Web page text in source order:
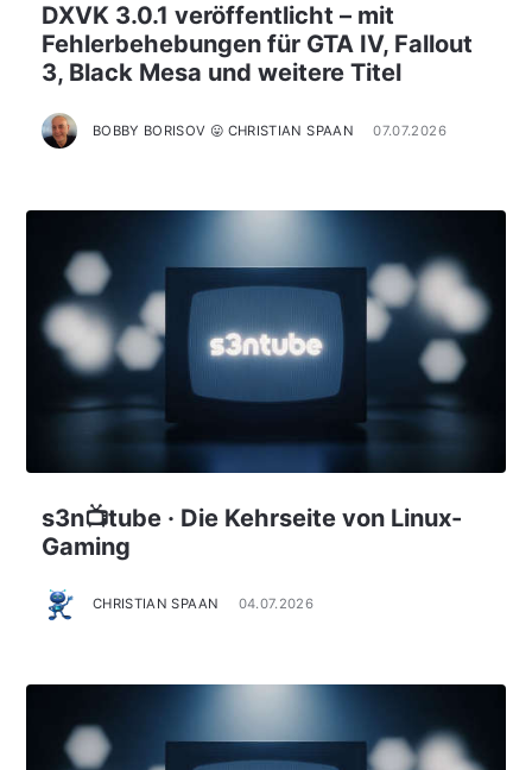
DXVK 3.0.1 veröffentlicht – mit
Fehlerbehebungen für GTA IV, Fallout
3, Black Mesa und weitere Titel
BOBBY BORISOV 😛 CHRISTIAN SPAAN 07.07.2026
s3n📺tube · Die Kehrseite von Linux-
Gaming
CHRISTIAN SPAAN 04.07.2026